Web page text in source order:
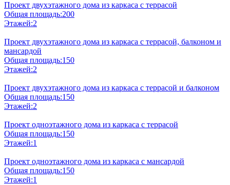
Проект двухэтажного дома из каркаса с террасой
Общая площадь:200
Этажей:2
Проект двухэтажного дома из каркаса с террасой, балконом и
мансардой
Общая площадь:150
Этажей:2
Проект двухэтажного дома из каркаса с террасой и балконом
Общая площадь:150
Этажей:2
Проект одноэтажного дома из каркаса с террасой
Общая площадь:150
Этажей:1
Проект одноэтажного дома из каркаса с мансардой
Общая площадь:150
Этажей:1